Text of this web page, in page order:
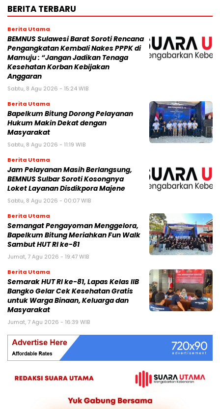
BERITA TERBARU
Berita Utama
BEMNUS Sulawesi Barat Soroti Rencana
Pengangkatan Kembali Nakes PPPK di
Mamuju : “Jangan Jadikan Tenaga
Kesehatan Korban Kebijakan
Anggaran
Sabtu, 8 Agu 2026 - 15:24 WIB
Berita Utama
Bapelkum Bitung Dorong Pelayanan
Hukum Makin Dekat dengan
Masyarakat
Sabtu, 8 Agu 2026 - 11:19 WIB
Berita Utama
Jam Pelayanan Masih Berlangsung,
BEMNUS Sulbar Soroti Kosongnya
Loket Layanan Disdikpora Majene
Sabtu, 8 Agu 2026 - 00:07 WIB
Berita Utama
Semangat Pengayoman Menggelora,
Bapelkum Bitung Meriahkan Fun Walk
Sambut HUT RI ke-81
Jumat, 7 Agu 2026 - 19:47 WIB
Berita Utama
Semarak HUT RI ke-81, Lapas Kelas IIB
Bangko Gelar Cek Kesehatan Gratis
untuk Warga Binaan, Keluarga dan
Masyarakat
Jumat, 7 Agu 2026 - 16:39 WIB